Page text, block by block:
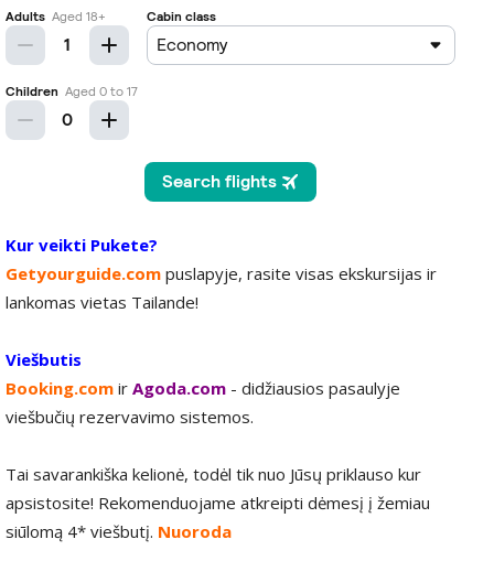
Kur veikti Pukete?
Getyourguide.com puslapyje, rasite visas ekskursijas ir
lankomas vietas Tailande!
Viešbutis
Booking.com ir Agoda.com - didžiausios pasaulyje
viešbučių rezervavimo sistemos.
Tai savarankiška kelionė, todėl tik nuo Jūsų priklauso kur
apsistosite! Rekomenduojame atkreipti dėmesį į žemiau
siūlomą 4* viešbutį. Nuoroda